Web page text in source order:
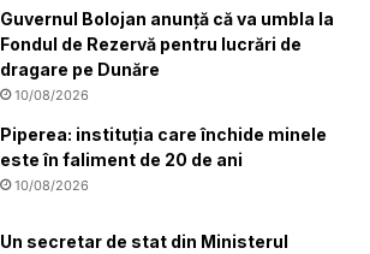
Guvernul Bolojan anunță că va umbla la
Fondul de Rezervă pentru lucrări de
dragare pe Dunăre
10/08/2026
Piperea: instituția care închide minele
este în faliment de 20 de ani
10/08/2026
Un secretar de stat din Ministerul